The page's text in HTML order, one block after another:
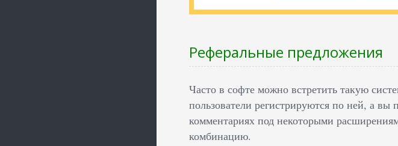
Реферальные предложения
Часто в софте можно встретить такую
пользователи регистрируются по ней, а
комментариях под некоторыми
комбинацию.